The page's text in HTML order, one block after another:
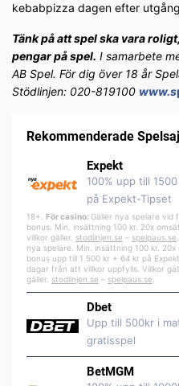
kebabpizza dagen efter
Tänk på att spel ska vara
pengar på spel. I samarbete
AB Spel. För dig över 18 år
Stödlinjen: 020-819100 www.s
Rekommenderade
Expekt
100% upp till
på Expekt-Tipset
18+. För casino: Gäller nya spelare vid
bonus. Min. insättning 100 kr. 20x
villkor gäller. stodlinjen.se – spelpaus.se
nya spelare. Min. insättning 100 kr.
bonus upp till 1 500 kr + 64 kr på
dagar från att villkor uppfylls. Villkor
gäller. stodlinjen.se – spelpaus.se
Dbet
Upp till 500kr i
gratisspel
BetMGM